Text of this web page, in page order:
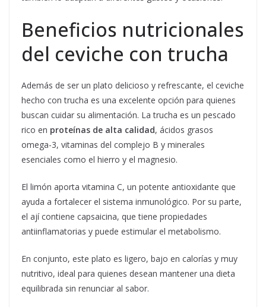
Beneficios nutricionales
del ceviche con trucha
Además de ser un plato delicioso y refrescante, el ceviche
hecho con trucha es una excelente opción para quienes
buscan cuidar su alimentación. La trucha es un pescado
rico en proteínas de alta calidad, ácidos grasos
omega-3, vitaminas del complejo B y minerales
esenciales como el hierro y el magnesio.
El limón aporta vitamina C, un potente antioxidante que
ayuda a fortalecer el sistema inmunológico. Por su parte,
el ají contiene capsaicina, que tiene propiedades
antiinflamatorias y puede estimular el metabolismo.
En conjunto, este plato es ligero, bajo en calorías y muy
nutritivo, ideal para quienes desean mantener una dieta
equilibrada sin renunciar al sabor.